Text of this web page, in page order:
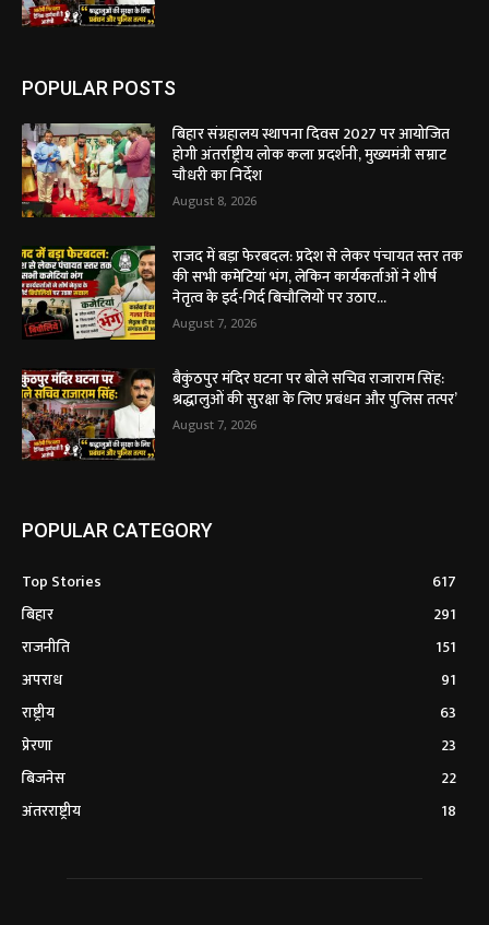
POPULAR POSTS
बिहार संग्रहालय स्थापना दिवस 2027 पर आयोजित
होगी अंतर्राष्ट्रीय लोक कला प्रदर्शनी, मुख्यमंत्री सम्राट
चौधरी का निर्देश
August 8, 2026
राजद में बड़ा फेरबदल: प्रदेश से लेकर पंचायत स्तर तक
की सभी कमेटियां भंग, लेकिन कार्यकर्ताओं ने शीर्ष
नेतृत्व के इर्द-गिर्द बिचौलियों पर उठाए...
August 7, 2026
बैकुंठपुर मंदिर घटना पर बोले सचिव राजाराम सिंह:
श्रद्धालुओं की सुरक्षा के लिए प्रबंधन और पुलिस तत्पर’
August 7, 2026
POPULAR CATEGORY
Top Stories
617
बिहार
291
राजनीति
151
अपराध
91
राष्ट्रीय
63
प्रेरणा
23
बिजनेस
22
अंतरराष्ट्रीय
18